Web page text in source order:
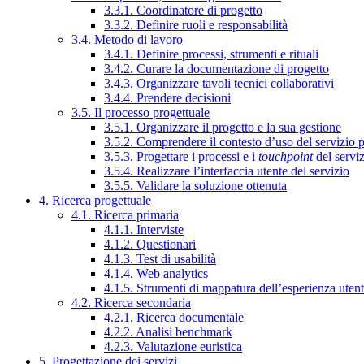
3.3.1. Coordinatore di progetto
3.3.2. Definire ruoli e responsabilità
3.4. Metodo di lavoro
3.4.1. Definire processi, strumenti e rituali
3.4.2. Curare la documentazione di progetto
3.4.3. Organizzare tavoli tecnici collaborativi
3.4.4. Prendere decisioni
3.5. Il processo progettuale
3.5.1. Organizzare il progetto e la sua gestione
3.5.2. Comprendere il contesto d’uso del servizio
3.5.3. Progettare i processi e i touchpointdel
3.5.4. Realizzare l’interfaccia utente del servizio
3.5.5. Validare la soluzione ottenuta
4. Ricerca progettuale
4.1. Ricerca primaria
4.1.1. Interviste
4.1.2. Questionari
4.1.3. Test di usabilità
4.1.4. Web analytics
4.1.5. Strumenti di mappatura dell’esperienza
4.2. Ricerca secondaria
4.2.1. Ricerca documentale
4.2.2. Analisi benchmark
4.2.3. Valutazione euristica
5. Progettazione dei servizi